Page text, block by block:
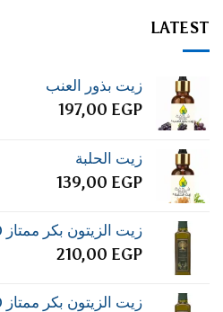
LATEST
زيت بذور العنب
197,00 EGP
زيت الحلبة
139,00 EGP
زيت الزيتون بكر ممتاز 250 مل
210,00 EGP
زيت الزيتون بكر ممتاز 500 مل